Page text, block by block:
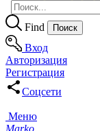
Find
Вход
Авторизация
Регистрация
Соцсети
Меню
Marko